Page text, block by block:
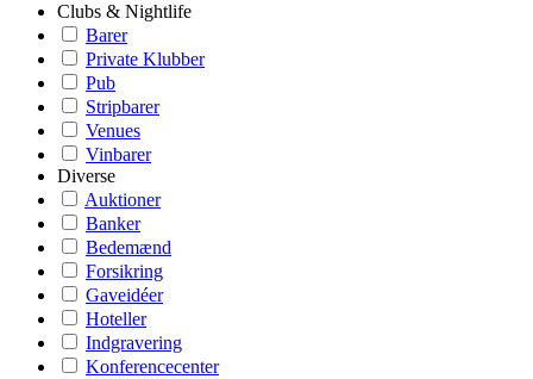
Clubs & Nightlife
Barer
Private Klubber
Pub
Stripbarer
Venues
Vinbarer
Diverse
Auktioner
Banker
Bedemænd
Forsikring
Gaveidéer
Hoteller
Indgravering
Konferencecenter